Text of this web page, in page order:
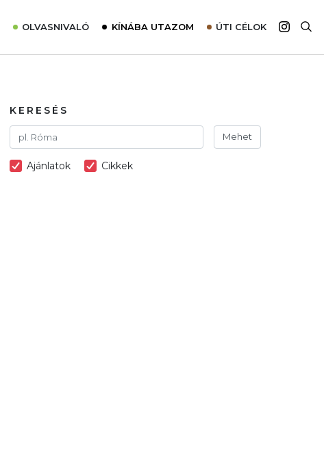
OLVASNIVALÓ
Interjú
Élménybeszámolók
KÍNÁBA UTAZOM ÚTI CÉLOK
Ausztrália
KERESÉS
Mehet
Ajánlatok Cikkek